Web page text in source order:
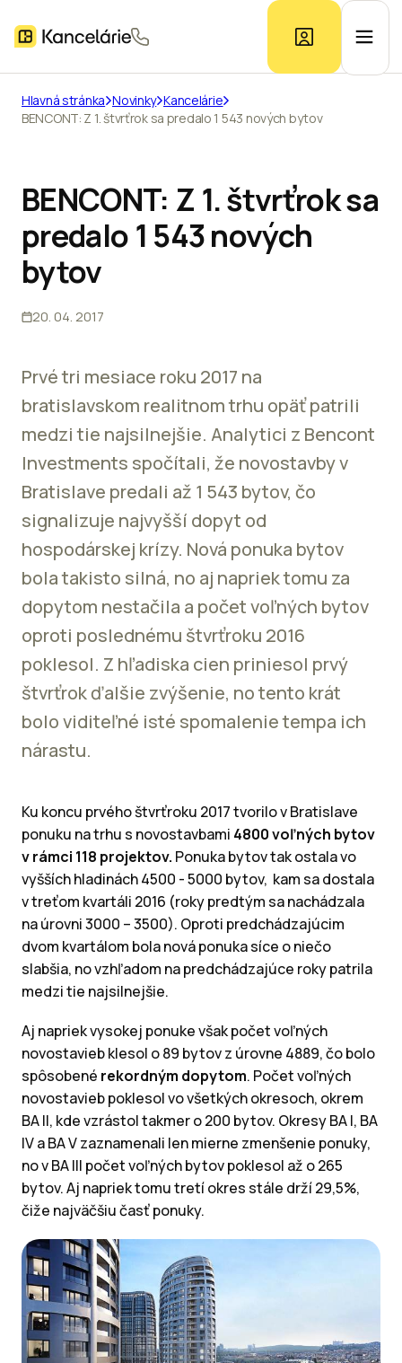
Ponuka kancelárií
Prieskum trhu
Kontakt
Hlavná stránka Novinky Kancelárie
BENCONT: Z 1. štvrťrok sa predalo 1 543 nových bytov
BENCONT: Z 1. štvrťrok sa
predalo 1 543 nových
bytov
20. 04. 2017
Prvé tri mesiace roku 2017 na
bratislavskom realitnom trhu opäť patrili
medzi tie najsilnejšie. Analytici z Bencont
Investments spočítali, že novostavby v
Bratislave predali až 1 543 bytov, čo
signalizuje najvyšší dopyt od
hospodárskej krízy. Nová ponuka bytov
bola takisto silná, no aj napriek tomu za
dopytom nestačila a počet voľných bytov
oproti poslednému štvrťroku 2016
poklesol. Z hľadiska cien priniesol prvý
štvrťrok ďalšie zvýšenie, no tento krát
bolo viditeľné isté spomalenie tempa ich
nárastu.
Ku koncu prvého štvrťroku 2017 tvorilo v Bratislave
ponuku na trhu s novostavbami 4800 voľných bytov
v rámci 118 projektov. Ponuka bytov tak ostala vo
vyšších hladinách 4500 - 5000 bytov, kam sa dostala
v treťom kvartáli 2016 (roky predtým sa nachádzala
na úrovni 3000 – 3500). Oproti predchádzajúcim
dvom kvartálom bola nová ponuka síce o niečo
slabšia, no vzhľadom na predchádzajúce roky patrila
medzi tie najsilnejšie.
Aj napriek vysokej ponuke však počet voľných
novostavieb klesol o 89 bytov z úrovne 4889, čo bolo
spôsobené rekordným dopytom. Počet voľných
novostavieb poklesol vo všetkých okresoch, okrem
BA II, kde vzrástol takmer o 200 bytov. Okresy BA I, BA
IV a BA V zaznamenali len mierne zmenšenie ponuky,
no v BA III počet voľných bytov poklesol až o 265
bytov. Aj napriek tomu tretí okres stále drží 29,5%,
čiže najväčšiu časť ponuky.